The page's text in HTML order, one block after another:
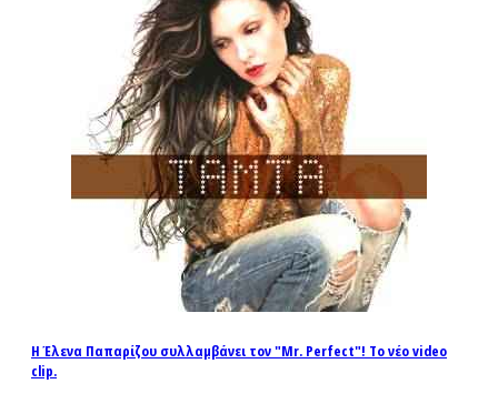
Η Έλενα Παπαρίζου συλλαμβάνει τον "Mr. Perfect"! To νέο video
clip.